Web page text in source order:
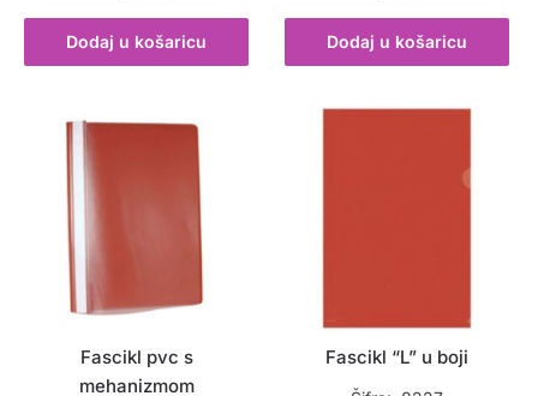
Dodaj u košaricu Dodaj u košaricu
Fascikl pvc s
mehanizmom
Fascikl “L” u boji